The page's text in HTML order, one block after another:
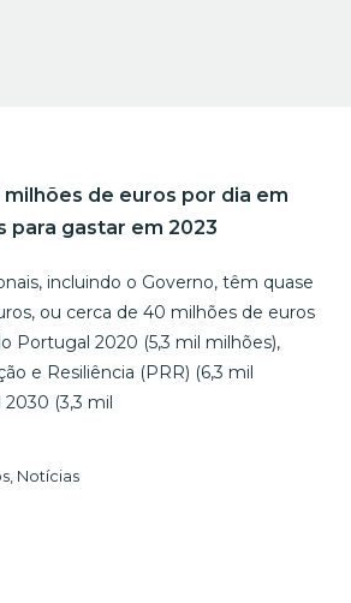
de euros por dia em
para gastar em 2023
incluindo o Governo, têm quase
ou cerca de 40 milhões de euros
Portugal 2020 (5,3 mil milhões),
e Resiliência (PRR) (6,3 mil
(3,3 mil
Notícias